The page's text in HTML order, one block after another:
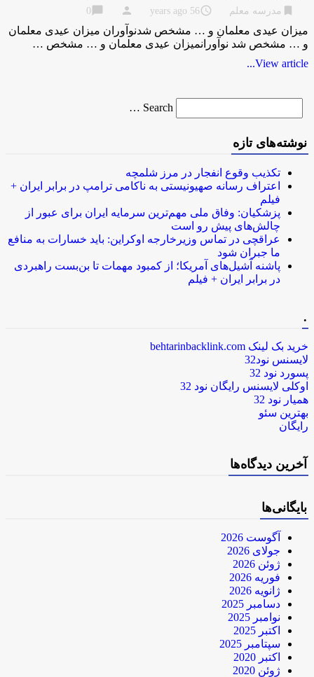
مدرسه معلم access_time
56 years ago
person
chat_bubble
میزان عیدی معلمان و … مشخص شدنوآوران میزان عیدی معلمان
و … مشخص شد نوآورانمیزان عیدی معلمان و … مشخص …
View article...
for
Search …
نوشته‌های تازه
تکذیب وقوع انفجار در مرز شلمچه
اعتراف رسانه صهیونیستی به ناکامی ترامپ در برابر ایران +
فیلم
پزشکیان: وفاق ملی مهم‌ترین سرمایه ایران برای عبور از
چالش‌های پیش رو است
عراقچی در تماس وزیرخارجه اوکراین: باید خسارات به منافع
ما جبران شود
پاشنه آشیل‌های آمریکا؛ از کمبود مهمات تا بن‌بست راهبردی
در برابر ایران + فیلم
خرید بک لینک behtarinbacklink.com
لایسنس نود32
پسورد نود 32
اوکلی لایسنس رایگان نود 32
همیار نود 32
بهترین سئو
رایگان
آخرین دیدگاه‌ها
بایگانی‌ها
آگوست 2026
جولای 2026
ژوئن 2026
فوریه 2026
ژانویه 2026
دسامبر 2025
نوامبر 2025
اکتبر 2025
سپتامبر 2025
اکتبر 2020
ژوئن 2020